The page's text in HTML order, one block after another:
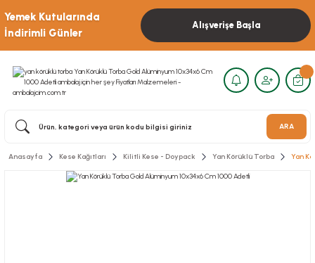
Yemek Kutularında
İndirimli Günler
Alışverişe Başla
ARA
Anasayfa Kese Kağıtları Kilitli Kese - Doypack Yan Körüklü Torba Yan